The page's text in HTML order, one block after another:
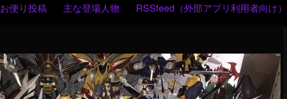
お便り投稿 主な登場人物 RSSfeed（外部アプリ利用者向け）